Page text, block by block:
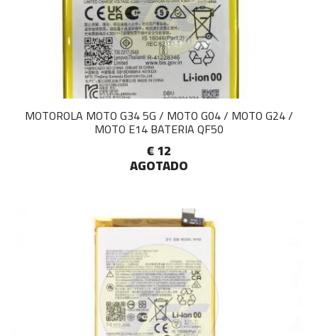
MOTOROLA MOTO G34 5G / MOTO G04 / MOTO G24 /
MOTO E14 BATERIA QF50
€ 12
AGOTADO